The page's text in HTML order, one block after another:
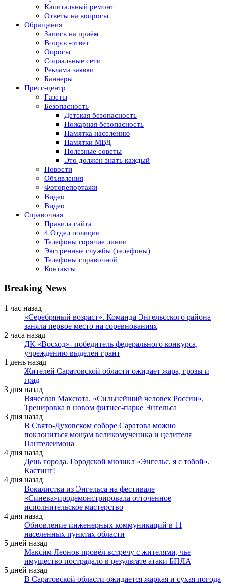
Капитальный ремонт
Ответы на вопросы
Обращения
Запись на приём
Вопрос-ответ
Опросы
Социальные сети
Реклама заявки
Баннеры
Пресс-центр
Газеты
Безопасность
Детская безопасность
Пожарная безопасность
Памятка населению
Памятки МВД
Полезные советы
Это должен знать каждый
Новости
Объявления
Фоторепортажи
Видео
Видео
Справочная
Правила сайта
4 Отдел полиции
Телефоны горячие линии
Экстренные службы (телефоны)
Телефоны справочной
Контакты
Breaking News
1 час назад
«Серебряный возраст». Команда Энгельсского района
заняла первое место на соревнованиях
2 часа назад
ДК «Восход»- победитель федерального конкурса,
учреждению выделен грант
1 день назад
Жителей Саратовской области ожидает жара, грозы и
град
3 дня назад
Вячеслав Максюта. «Сильнейший человек России».
Тренировка в новом фитнес-парке Энгельса
3 дня назад
В Свято-Духовском соборе Саратова можно
поклониться мощам великомученика и целителя
Пантелеимона
4 дня назад
День города. Городской мюзикл «Энгельс, я с тобой».
Кастинг!
4 дня назад
Вокалистка из Энгельса на фестивале
«Синева»продемонстрировала отточенное
исполнительское мастерство
4 дня назад
Обновление инженерных коммуникаций в 11
населенных пунктах области
5 дней назад
Максим Леонов провёл встречу с жителями, чье
имущество пострадало в результате атаки БПЛА
5 дней назад
В Саратовской области ожидается жаркая и сухая погода